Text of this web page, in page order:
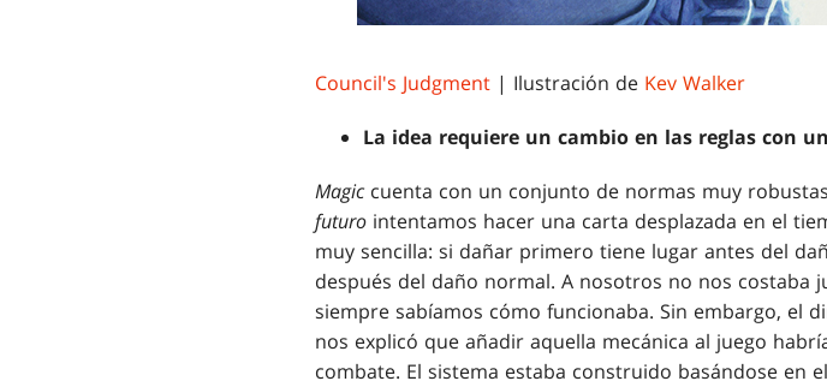
Council's Judgment | Ilustración de Kev Walker
La idea requiere un cambio en las reglas con
Magic cuenta con un conjunto de normas muy
futuro intentamos hacer una carta desplazada en el
muy sencilla: si dañar primero tiene lugar antes del
después del daño normal. A nosotros no nos costaba
siempre sabíamos cómo funcionaba. Sin embargo, el
nos explicó que añadir aquella mecánica al juego
combate. El sistema estaba construido basándose en